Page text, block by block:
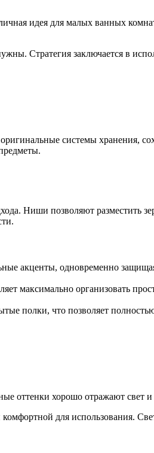
идея для малых ванных
Стратегия заключается в
системы хранения,
Ниши позволяют разместить
акценты, одновременно
максимально организовать
полки, что позволяет полностью
оттенки хорошо отражают свет
для использования.